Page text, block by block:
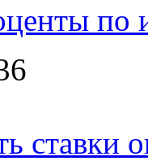
по
ставки